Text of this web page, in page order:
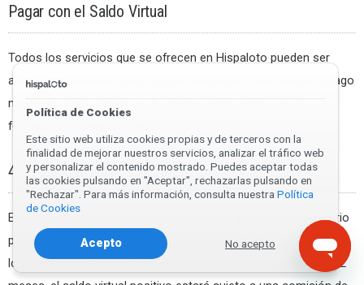
Pagar con el Saldo Virtual
Todos los servicios que se ofrecen en Hispaloto pueden ser
abonados mediante Saldo Virtual suficiente. Para realizar el pago
mediante Saldo Virtual ha de elegirse está opción en el
formulario de pago del servicio.
4. Caducidad cuenta virtual
El saldo virtual no está sujeto a caducidad y por tanto el usuario
puede disponer del mismo en cualquier momento. No obstante
lo anterior, si una cuenta está inactiva durante un periodo de 12
Política de Cookies
Este sitio web utiliza cookies propias y de terceros con la
finalidad de mejorar nuestros servicios, analizar el tráfico web
y personalizar el contenido mostrado. Puedes aceptar todas
las cookies pulsando en "Aceptar", rechazarlas pulsando en
"Rechazar". Para más información, consulta nuestra Política
de Cookies
Acepto No acepto